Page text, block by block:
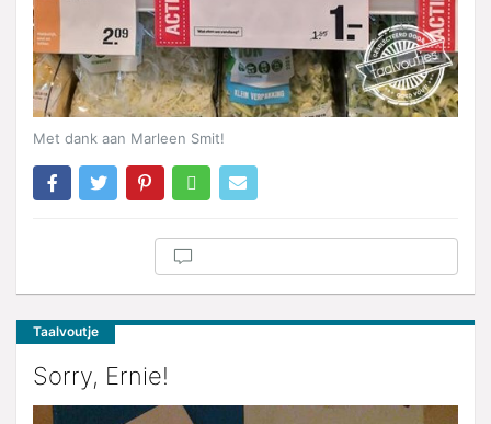
Met dank aan Marleen Smit!
Taalvoutje
Sorry, Ernie!